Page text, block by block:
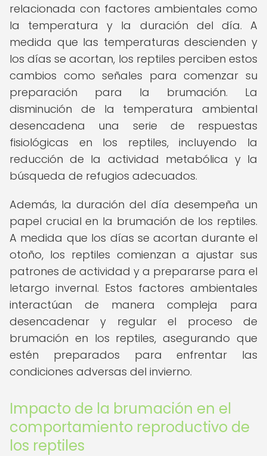
relacionada con factores ambientales como
la temperatura y la duración del día. A
medida que las temperaturas descienden y
los días se acortan, los reptiles perciben estos
cambios como señales para comenzar su
preparación para la brumación. La
disminución de la temperatura ambiental
desencadena una serie de respuestas
fisiológicas en los reptiles, incluyendo la
reducción de la actividad metabólica y la
búsqueda de refugios adecuados.
Además, la duración del día desempeña un
papel crucial en la brumación de los reptiles.
A medida que los días se acortan durante el
otoño, los reptiles comienzan a ajustar sus
patrones de actividad y a prepararse para el
letargo invernal. Estos factores ambientales
interactúan de manera compleja para
desencadenar y regular el proceso de
brumación en los reptiles, asegurando que
estén preparados para enfrentar las
condiciones adversas del invierno.
Impacto de la brumación en el
comportamiento reproductivo de
los reptiles